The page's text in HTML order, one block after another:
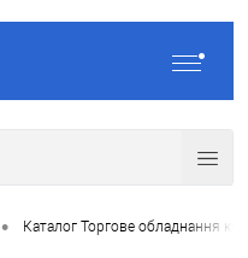
• Каталог Торгове обладнання